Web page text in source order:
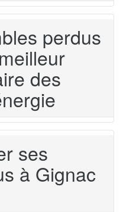
perdus
des
ses
à Gignac